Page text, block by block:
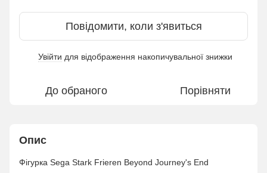
Повідомити, коли з'явиться
Увійти для відображення накопичувальної знижки
До обраного Порівняти
Опис
Фігурка Sega Stark Frieren Beyond Journey's End